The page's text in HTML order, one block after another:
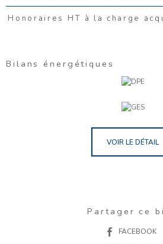
Honoraires HT à la charge
Bilans énergétiques
VOIR LE DÉTAIL
Partager ce
FACEBOOK